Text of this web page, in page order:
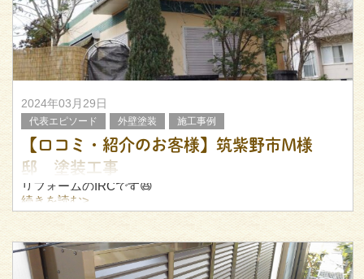
2024年03月29日
代表エピソード 外壁塗装 施工事例
【口コミ・紹介のお客様】筑紫野市M様
邸 塗装工事
リフォームのIRCです😆
先日、筑紫野市M邸にて外壁塗装・屋根漆喰補修を行いま
したので、こちらについてご紹介いたします。
築25年で、初めての塗装とのこと！
現地調査を行ったところ、複
続きを読む>